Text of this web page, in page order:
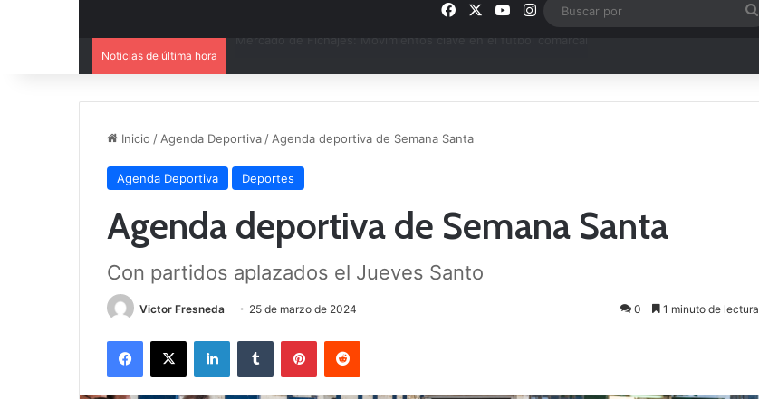
FacebookYouTube
Instagram
Noticias de última hora
Inicio / Agenda Deportiva / Agenda deportiva de Semana Santa
Agenda Deportiva Deportes
Agenda deportiva de Semana Santa
Con partidos aplazados el Jueves Santo
Victor Fresneda 25 de marzo de 2024 0 1 minuto de lectura